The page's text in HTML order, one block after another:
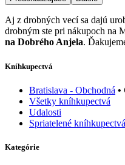
Aj z drobných vecí sa dajú
drobným ste pri nákupoch na
na Dobrého Anjela.
Kníhkupectvá
Bratislava - Obchodná •
Všetky kníhkupectvá
Udalosti
Spriatelené kníhkupectvá
Kategórie